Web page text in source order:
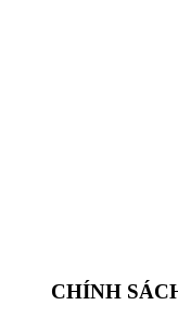
CHÍNH